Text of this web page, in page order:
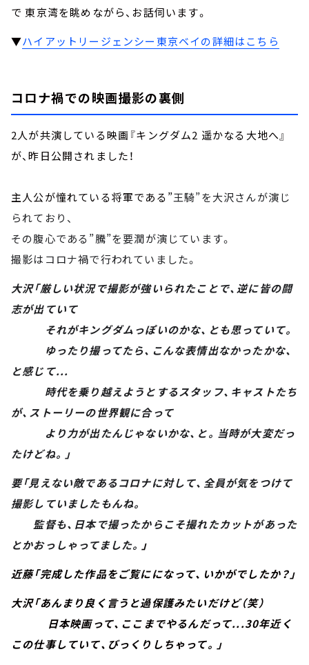
で 東京湾を眺めながら、お話伺います。
▼ハイアットリージェンシー東京ベイの詳細はこちら
コロナ禍での映画撮影の裏側
2人が共演している映画『キングダム2 遥かなる大地へ』
が、昨日公開されました！
主人公が憧れている将軍である”王騎”を大沢さんが演じ
られており、
その腹心である”騰”を要潤が演じています。
撮影はコロナ禍で行われていました。
大沢「厳しい状況で撮影が強いられたことで、逆に皆の闘
志が出ていて
それがキングダムっぽいのかな、とも思っていて。
ゆったり撮ってたら、こんな表情出なかったかな、
と感じて...
時代を乗り越えようとするスタッフ、キャストたち
が、ストーリーの世界観に合って
より力が出たんじゃないかな、と。当時が大変だっ
たけどね。」
要「見えない敵であるコロナに対して、全員が気をつけて
撮影していましたもんね。
監督も、日本で撮ったからこそ撮れたカットがあった
とかおっしゃってました。」
近藤「完成した作品をご覧にになって、いかがでしたか？」
大沢「あんまり良く言うと過保護みたいだけど（笑）
日本映画って、ここまでやるんだって...30年近く
この仕事していて、びっくりしちゃって。」